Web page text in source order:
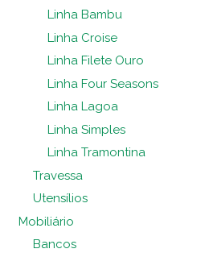
Linha Bambu
Linha Croise
Linha Filete Ouro
Linha Four Seasons
Linha Lagoa
Linha Simples
Linha Tramontina
Travessa
Utensílios
Mobiliário
Bancos